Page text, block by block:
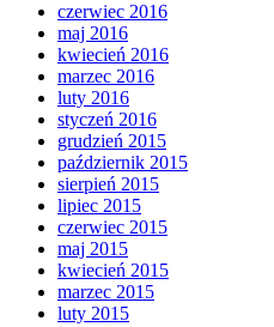
czerwiec 2016
maj 2016
kwiecień 2016
marzec 2016
luty 2016
styczeń 2016
grudzień 2015
październik 2015
sierpień 2015
lipiec 2015
czerwiec 2015
maj 2015
kwiecień 2015
marzec 2015
luty 2015